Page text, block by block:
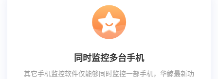
同时监控多台手机
其它手机监控软件仅能够同时监控一部手机，华鲸最新功